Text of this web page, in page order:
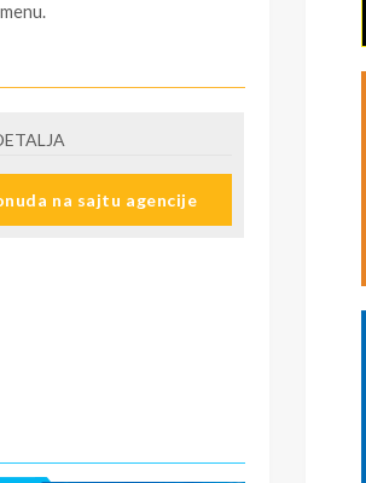
jedinici prema opisu -
apartmana - prevoz
na sajtu agencije